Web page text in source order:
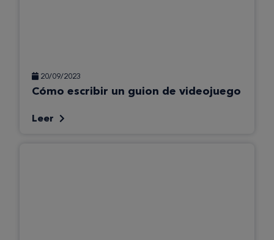
20/09/2023
Cómo escribir un guion de videojuego
Leer